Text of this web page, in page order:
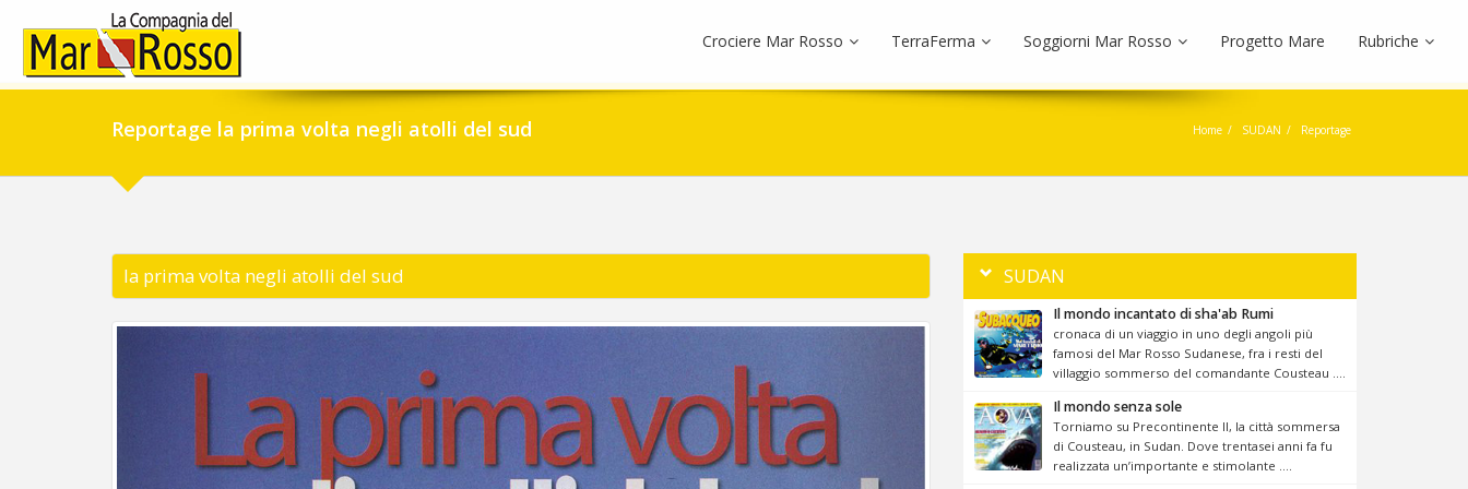
Crociere Mar Rosso TerraFerma Soggiorni Mar Rosso Progetto Mare Rubriche
Reportage la prima volta negli atolli del sud Home SUDAN Reportage
la prima volta negli atolli del sud SUDAN
Il mondo incantato di sha'ab Rumi
cronaca di un viaggio in uno degli angoli più
famosi del Mar Rosso Sudanese, fra i resti del
villaggio sommerso del comandante Cousteau ....
Il mondo senza sole
Torniamo su Precontinente II, la città sommersa
di Cousteau, in Sudan. Dove trentasei anni fa fu
realizzata un’importante e stimolante ....